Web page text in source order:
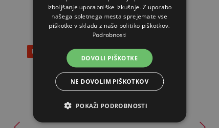
Popust 47%
izboljšanje uporabniške izkušnje. Z uporabo
našega spletnega mesta sprejemate vse
piškotke v skladu z našo politiko piškotkov.
Podrobnosti
DOVOLI PIŠKOTKE
NE DOVOLIM PIŠKOTKOV
POKAŽI PODROBNOSTI